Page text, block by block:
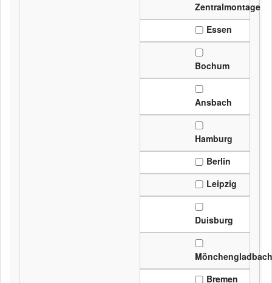
Zentralmontage
Essen
Bochum
Ansbach
Hamburg
Berlin
Leipzig
Duisburg
Mönchengladbach
Bremen